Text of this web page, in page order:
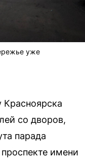
уже
Красноярска
со дворов,
парада
имени